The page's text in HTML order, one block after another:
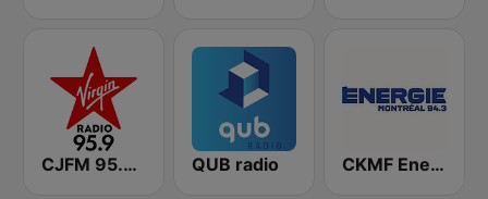
CJFM 95.9 Virgin Radio Montreal QUB radio CKMF Energie Montréal 94.3 FM